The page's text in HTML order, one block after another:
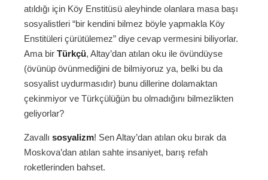
atıldığı için Köy Enstitüsü aleyhinde olanlara masa başı
sosyalistleri “bir kendini bilmez böyle yapmakla Köy
Enstitüleri çürütülemez” diye cevap vermesini biliyorlar.
Ama bir Türkçü, Altay’dan atılan oku ile övündüyse
(övünüp övünmediğini de bilmiyoruz ya, belki bu da
sosyalist uydurmasıdır) bunu dillerine dolamaktan
çekinmiyor ve Türkçülüğün bu olmadığını bilmezlikten
geliyorlar?
Zavallı sosyalizm! Sen Altay’dan atılan oku bırak da
Moskova’dan atılan sahte insaniyet, barış refah
roketlerinden bahset.